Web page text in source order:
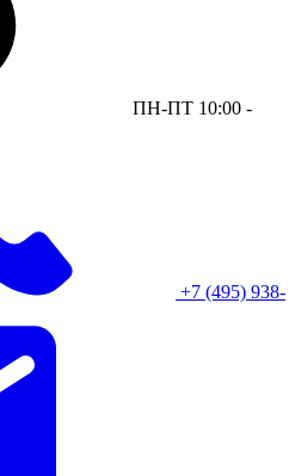
ПН-ПТ 10:00 -
+7 (495) 938-